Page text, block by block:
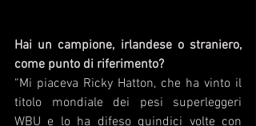
Hai un campione, irlandese o straniero,
come punto di riferimento?
“Mi piaceva Ricky Hatton, che ha vinto il
titolo mondiale dei pesi superleggeri
WBU e lo ha difeso quindici volte con